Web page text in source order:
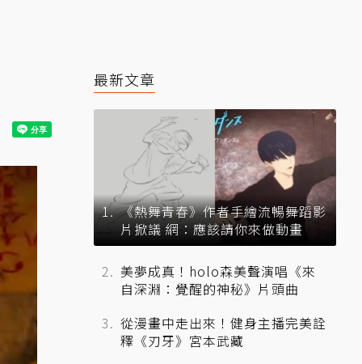
最新文章
《熱舞青春》作者手繪流暢舞蹈影
片掀議 網：應該請你來做動畫
美夢成真！holo森美聲演唱《來
自深淵：覺醒的神秘》片頭曲
從漫畫中走出來！健身主播完美詮
釋《刃牙》宮本武藏